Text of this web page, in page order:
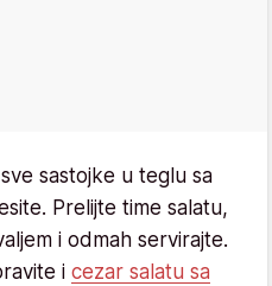
sastojke u teglu sa
Prelijte time salatu,
i odmah servirajte.
i cezar salatu sa